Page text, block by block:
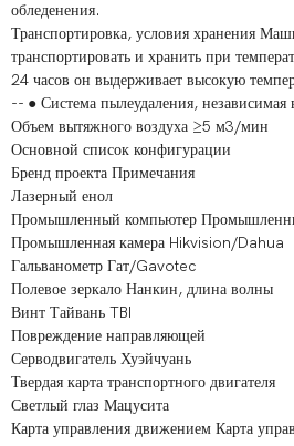
обледенения.
Транспортировка, условия хранения
транспортировать и хранить при
24 часов он выдерживает высокую
-- ● Система пылеудаления, независимая
Объем вытяжного воздуха ≥5 м3/мин
Основной список конфигурации
Бренд проекта Примечания
Лазерный енол
Промышленный компьютер
Промышленная камера Hikvision/Dahua
Гальванометр Гат/Gavotec
Полевое зеркало Нанкин, длина волны
Винт Тайвань TBI
Повреждение направляющей
Серводвигатель Хуэйчуань
Твердая карта транспортного двигателя
Светлый глаз Мацусита
Карта управления движением Карта